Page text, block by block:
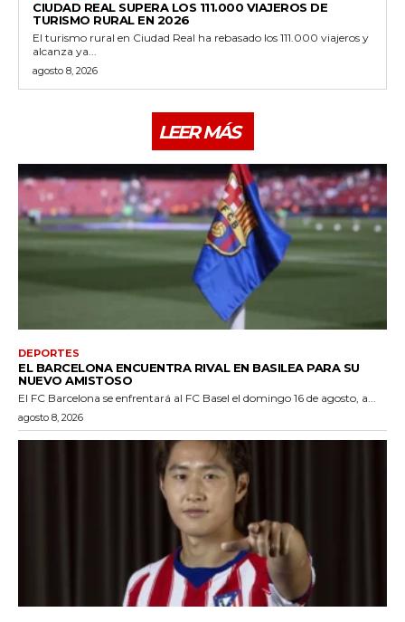
CIUDAD REAL SUPERA LOS 111.000 VIAJEROS DE
TURISMO RURAL EN 2026
El turismo rural en Ciudad Real ha rebasado los 111.000 viajeros y
alcanza ya...
agosto 8, 2026
LEER MÁS
DEPORTES
EL BARCELONA ENCUENTRA RIVAL EN BASILEA PARA SU
NUEVO AMISTOSO
El FC Barcelona se enfrentará al FC Basel el domingo 16 de agosto, a...
agosto 8, 2026